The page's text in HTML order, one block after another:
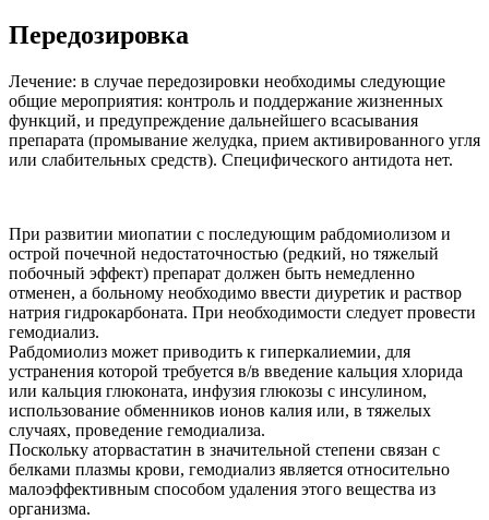
Передозировка
Лечение: в случае передозировки необходимы следующие
общие мероприятия: контроль и поддержание жизненных
функций, и предупреждение дальнейшего всасывания
препарата (промывание желудка, прием активированного угля
или слабительных средств). Специфического антидота нет.
При развитии миопатии с последующим рабдомиолизом и
острой почечной недостаточностью (редкий, но тяжелый
побочный эффект) препарат должен быть немедленно
отменен, а больному необходимо ввести диуретик и раствор
натрия гидрокарбоната. При необходимости следует провести
гемодиализ.
Рабдомиолиз может приводить к гиперкалиемии, для
устранения которой требуется в/в введение кальция хлорида
или кальция глюконата, инфузия глюкозы с инсулином,
использование обменников ионов калия или, в тяжелых
случаях, проведение гемодиализа.
Поскольку аторвастатин в значительной степени связан с
белками плазмы крови, гемодиализ является относительно
малоэффективным способом удаления этого вещества из
организма.